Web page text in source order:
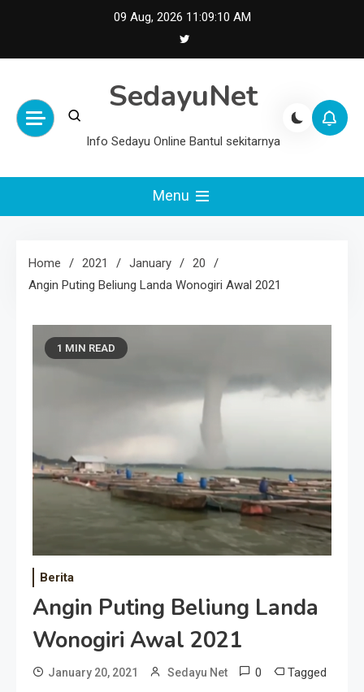
09 Aug, 2026 11:09:11 AM
SedayuNet
Info Sedayu Online Bantul sekitarnya
Menu
Home 2021 January
20
Angin Puting Beliung Landa Wonogiri Awal 2021
1 MIN READ
Berita
Angin Puting Beliung Landa
Wonogiri Awal 2021
January 20, 2021 Sedayu Net 0 Tagged